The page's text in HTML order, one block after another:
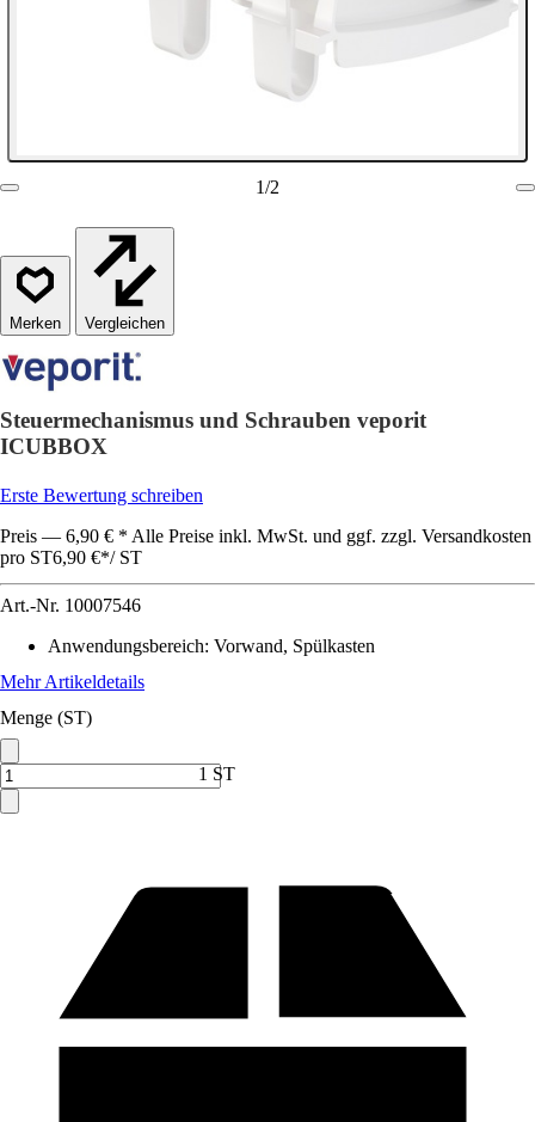
1/2
Vergleichen
Steuermechanismus und Schrauben veporit
ICUBBOX
Erste Bewertung schreiben
Preis — 6,90 € * Alle Preise inkl. MwSt. und ggf. zzgl. Versandkosten
pro ST6,90 €*/ ST
Art.-Nr. 10007546
Anwendungsbereich: Vorwand, Spülkasten
Mehr Artikeldetails
Menge (ST)
1 ST